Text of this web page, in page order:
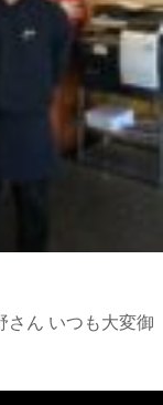
ん いつも大変御